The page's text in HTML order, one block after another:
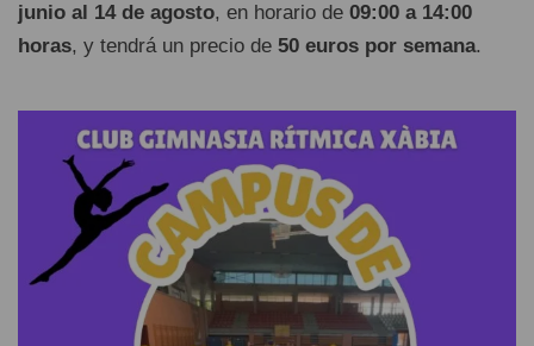
junio al 14 de agosto, en horario de 09:00 a 14:00
horas, y tendrá un precio de 50 euros por semana.